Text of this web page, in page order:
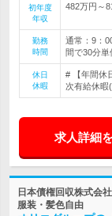
初年度
年収
482万円～
勤務
時間
通常：9：
間で30分
休日
休暇
# 【年間休
次有給休暇
求人詳細
日本債権回収株式会
服装・髪色自由